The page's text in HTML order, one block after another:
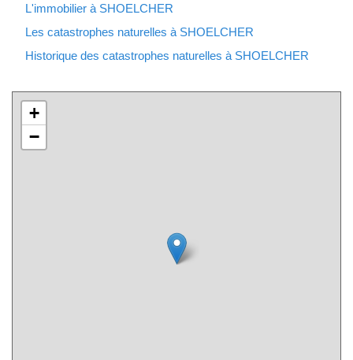
L'immobilier à SHOELCHER
Les catastrophes naturelles à SHOELCHER
Historique des catastrophes naturelles à SHOELCHER
+
−